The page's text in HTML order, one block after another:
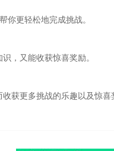
你更轻松地完成挑战。
，又能收获惊喜奖励。
获更多挑战的乐趣以及惊喜